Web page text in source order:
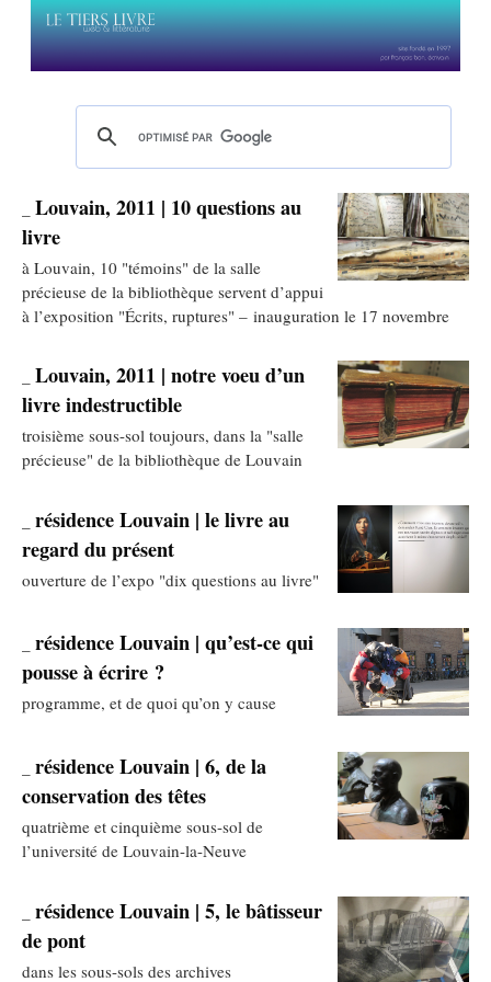
Louvain, 2011 | 10 questions au
livre
à Louvain, 10 "témoins" de la salle
précieuse de la bibliothèque servent d’appui
à l’exposition "Écrits, ruptures" – inauguration le 17 novembre
Louvain, 2011 | notre voeu d’un
livre indestructible
troisième sous-sol toujours, dans la "salle
précieuse" de la bibliothèque de Louvain
résidence Louvain | le livre au
regard du présent
ouverture de l’expo "dix questions au livre"
résidence Louvain | qu’est-ce qui
pousse à écrire ?
programme, et de quoi qu’on y cause
résidence Louvain | 6, de la
conservation des têtes
quatrième et cinquième sous-sol de
l’université de Louvain-la-Neuve
résidence Louvain | 5, le bâtisseur
de pont
dans les sous-sols des archives